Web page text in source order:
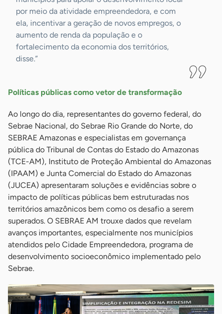
por meio da atividade empreendedora, e com
ela, incentivar a geração de novos empregos, o
aumento de renda da população e o
fortalecimento da economia dos territórios,
disse.”
Políticas públicas como vetor de transformação
Ao longo do dia, representantes do governo federal, do
Sebrae Nacional, do Sebrae Rio Grande do Norte, do
SEBRAE Amazonas e especialistas em governança
pública do Tribunal de Contas do Estado do Amazonas
(TCE-AM), Instituto de Proteção Ambiental do Amazonas
(IPAAM) e Junta Comercial do Estado do Amazonas
(JUCEA) apresentaram soluções e evidências sobre o
impacto de políticas públicas bem estruturadas nos
territórios amazônicos bem como os desafio a serem
superados. O SEBRAE AM trouxe dados que revelam
avanços importantes, especialmente nos municípios
atendidos pelo Cidade Empreendedora, programa de
desenvolvimento socioeconômico implementado pelo
Sebrae.